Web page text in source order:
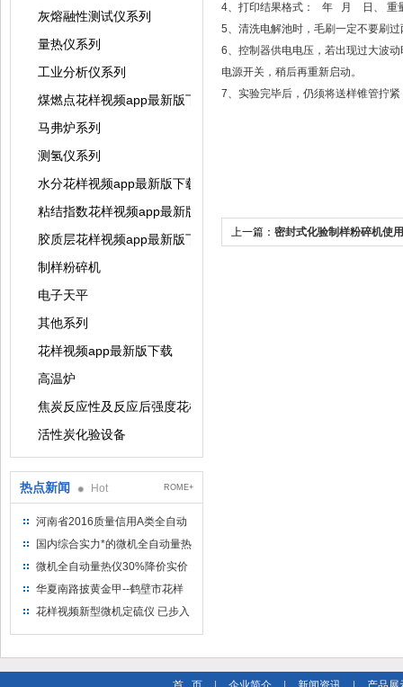
灰熔融性测试仪系列
量热仪系列
工业分析仪系列
煤燃点花样视频app最新版下载
马弗炉系列
测氢仪系列
水分花样视频app最新版下载系列
粘结指数花样视频app最新版下载系列
胶质层花样视频app最新版下载系列
制样粉碎机
电子天平
其他系列
花样视频app最新版下载
高温炉
焦炭反应性及反应后强度花样视频app最新版下载
活性炭化验设备
热点新闻 Hot ROME+
河南省2016质量信用A类全自动
量热仪
国内综合实力*的微机全自动量热
仪制造企业
微机全自动量热仪30%降价实价
出售
华夏南路披黄金甲--鹤壁市花样
视频仪器仪表有限公司
花样视频新型微机定硫仪 已步入
4、打印结果格式： 年 月 日、
5、清洗电解池时，毛刷一定不要刷过
6、控制器供电电压，若出现过大波
电源开关，稍后再重新启动。
7、实验完毕后，仍须将送样锥管拧
上一篇： 密封式化验制样粉碎机使